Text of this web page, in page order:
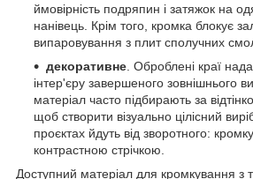
ймовірність подряпин і затяжок на
нанівець. Крім того, кромка блокує
випаровування з плит сполучних
декоративне . Оброблені краї
інтер'єру завершеного зовнішнього
матеріал часто підбирають за
щоб створити візуально цілісний
проєктах йдуть від зворотного:
контрастною стрічкою.
Доступний матеріал для кромкування з